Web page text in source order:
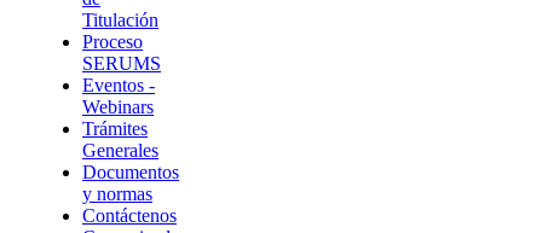
Titulación
Proceso
SERUMS
Eventos -
Webinars
Trámites
Generales
Documentos
y normas
Contáctenos